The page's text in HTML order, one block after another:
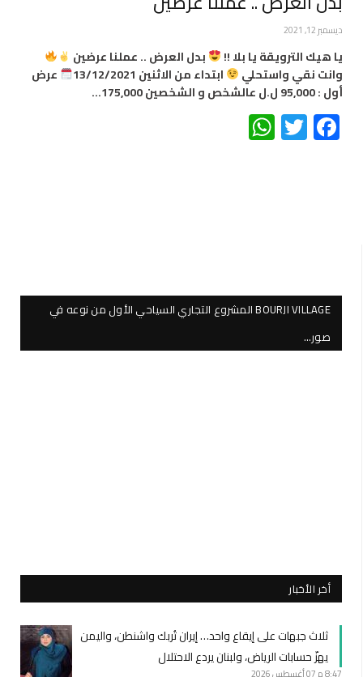
ديسمبر 12, 2021
يا هيك الترويقة يا بلا !!
بدل العرض .. عملنا عرضين
وانت نقي واستحلي
ابتداء من الاثنين 13/12/2021
عرض
أول : 95,000 ل.ل عالشخص و الشخصين 175,000…
Facebook
Twitter
BOURJI VILLAGE المشروع التجاري السياحي الأول من نوعه في
صور…
أخر الأخبار
ثلاث جبهات على إيقاع واحد… إيران تُربك واشنطن، واليمن
يهزّ حسابات الرياض، ولبنان يردع الاحتلال
8:47 م 07 أغسطس 2026